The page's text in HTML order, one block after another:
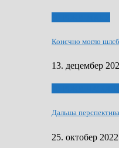
Конєчно могло
13. децембер
Дальша перспектива
25. октобер 2022